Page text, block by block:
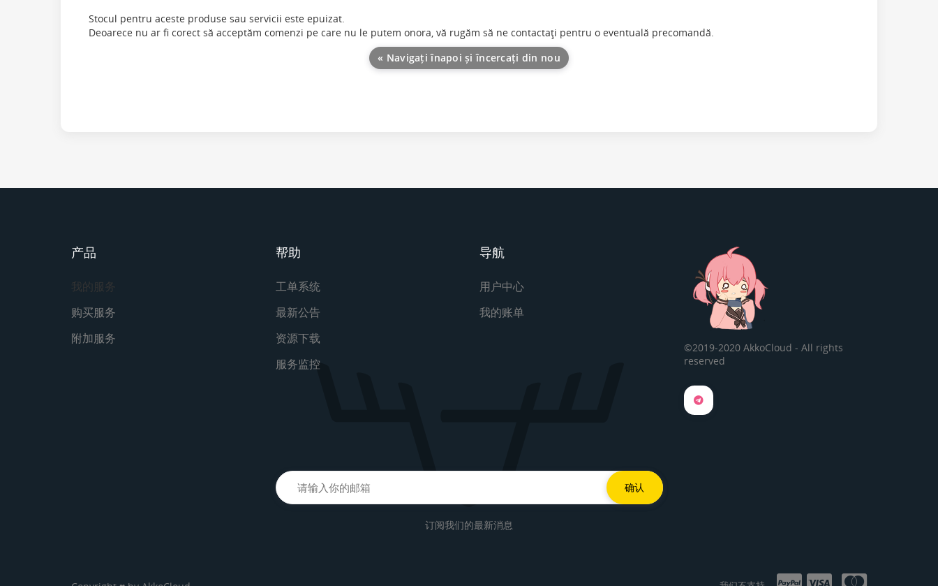
Stocul pentru aceste produse sau servicii este epuizat.
Deoarece nu ar fi corect să acceptăm comenzi pe care nu le putem onora, vă rugăm să ne contactaţi pentru o eventuală precomandă.
« Navigați înapoi și încercați din nou
产品
我的服务
购买服务
附加服务
帮助
工单系统
最新公告
资源下载
服务监控
导航
用户中心
我的账单
©2019-2020 AkkoCloud - All rights
reserved
订阅我们的最新消息